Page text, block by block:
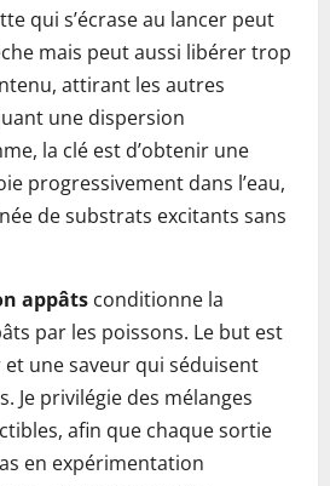
qui s’écrase au lancer peut
mais peut aussi libérer trop
attirant les autres
une dispersion
la clé est d’obtenir une
progressivement dans l’eau,
de substrats excitants sans
appâts conditionne la
par les poissons. Le but est
une saveur qui séduisent
Je privilégie des mélanges
afin que chaque sortie
en expérimentation